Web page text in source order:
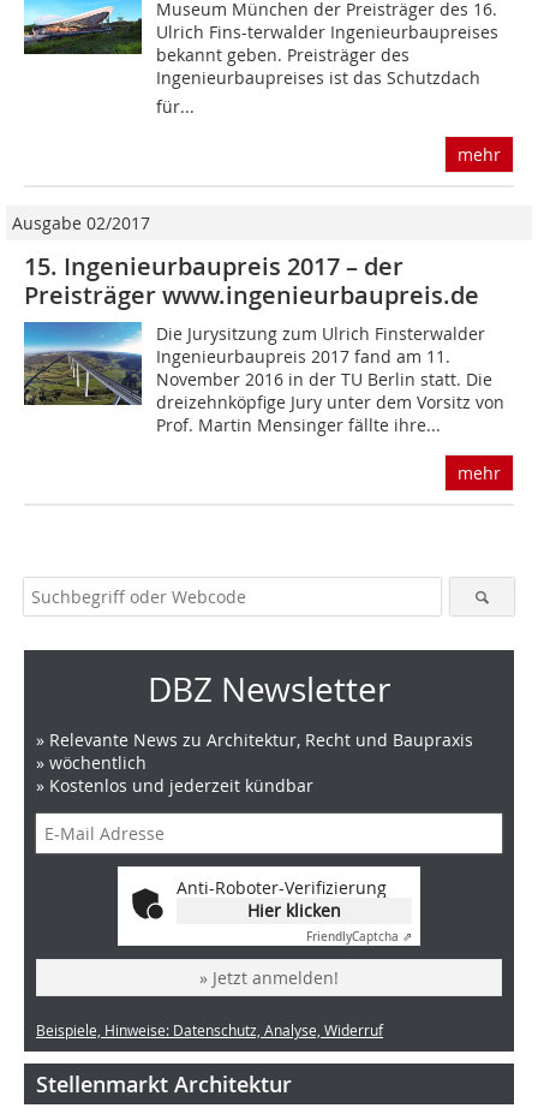
Museum München der Preisträger des 16.
Ulrich Fins-terwalder Ingenieurbaupreises
bekannt geben. Preisträger des
Ingenieurbaupreises ist das Schutzdach
für...
mehr
Ausgabe 02/2017
15. Ingenieurbaupreis 2017 – der
Preisträger www.ingenieurbaupreis.de
Die Jurysitzung zum Ulrich Finsterwalder
Ingenieurbaupreis 2017 fand am 11.
November 2016 in der TU Berlin statt. Die
dreizehnköpfige Jury unter dem Vorsitz von
Prof. Martin Mensinger fällte ihre...
mehr
DBZ Newsletter
» Relevante News zu Architektur, Recht und Baupraxis
» wöchentlich
» Kostenlos und jederzeit kündbar
Anti-Roboter-Verifizierung
Hier klicken
FriendlyCaptcha ⇗
» Jetzt anmelden!
Beispiele, Hinweise: Datenschutz, Analyse, Widerruf
Stellenmarkt Architektur